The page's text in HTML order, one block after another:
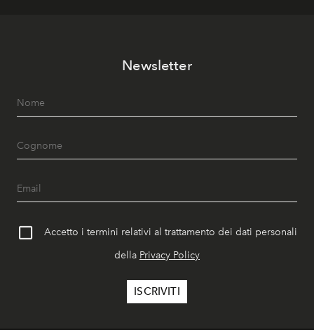
Newsletter
Accetto i termini relativi al trattamento dei dati personali
della Privacy Policy